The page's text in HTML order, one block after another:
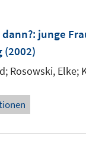
: junge
(2002)
Rosowski, Elke;